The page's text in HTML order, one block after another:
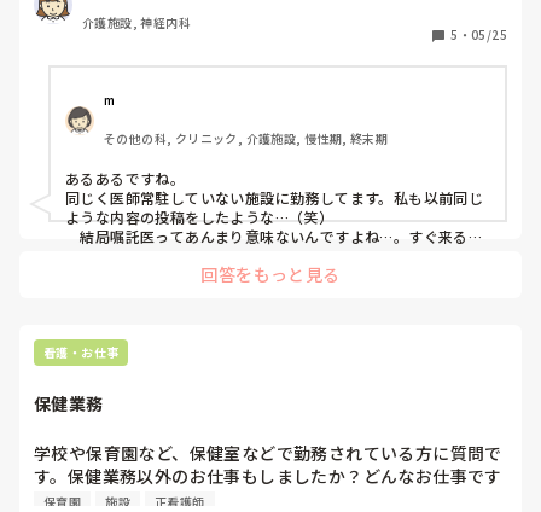
病院ならこんな困ることないのに、医師が常駐しない施設で
勤務されている方、同じように悩んだり、家族ともめたこと
介護施設, 神経内科
5 ・ 05/25
m
その他の科, クリニック, 介護施設, 慢性期, 終末期
あるあるですね。
同じく医師常駐していない施設に勤務してます。私も以前同じ
ような内容の投稿をしたような…（笑）
結局嘱託医ってあんまり意味ないんですよね…。すぐ来るわ
来るわけでもない。無い無い尽くしの中で判断を委ねられるの
自己学習をして、きちんとアセスメントできる力を自分につ
けるしかない！と思ってます。
ご家族ともめるとは、例えばどんなことでしょうか？今のと
回答をもっと見る
看護・お仕事
保健業務
学校や保育園など、保健室などで勤務されている方に質問で
す。保健業務以外のお仕事もしましたか？どんなお仕事です
か？
保育園 施設 正看護師